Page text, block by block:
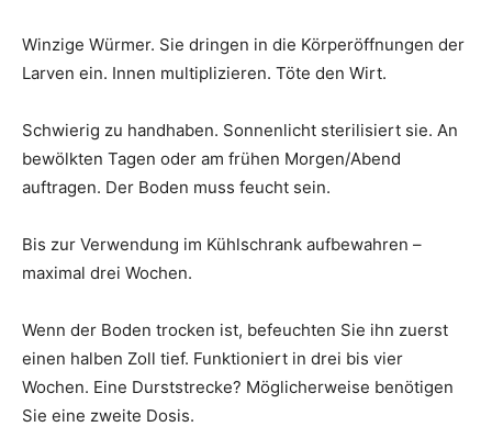
Winzige Würmer. Sie dringen in die Körperöffnungen der
Larven ein. Innen multiplizieren. Töte den Wirt.
Schwierig zu handhaben. Sonnenlicht sterilisiert sie. An
bewölkten Tagen oder am frühen Morgen/Abend
auftragen. Der Boden muss feucht sein.
Bis zur Verwendung im Kühlschrank aufbewahren –
maximal drei Wochen.
Wenn der Boden trocken ist, befeuchten Sie ihn zuerst
einen halben Zoll tief. Funktioniert in drei bis vier
Wochen. Eine Durststrecke? Möglicherweise benötigen
Sie eine zweite Dosis.